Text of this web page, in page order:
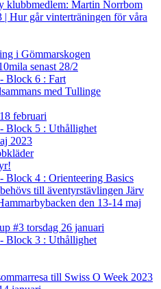
klubbmedlem: Martin Norrbom
| Hur går vinterträningen för våra
i Gömmarskogen
senast 28/2
Block 6 : Fart
med Tullinge
februari
Block 5 : Uthållighet
2023
Block 4 : Orienteering Basics
till äventyrstävlingen Järv
den 13-14 maj
#3 torsdag 26 januari
Block 3 : Uthållighet
till Swiss O Week 2023